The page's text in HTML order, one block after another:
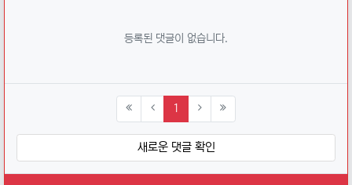
등록된 댓글이 없습니다.
1 (current)
새로운 댓글 확인